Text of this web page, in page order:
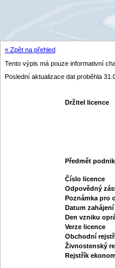
« Zpět na přehled
Tento výpis má pouze informativní
Poslední aktualizace dat proběhla
Držitel licence
Předmět
Číslo licence
Odpovědný
Poznámka pro
Datum
Den vzniku
Verze licence
Obchodní
Živnostenský
Rejstřík